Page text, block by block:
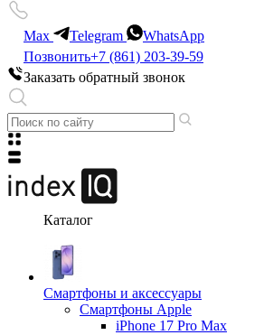
Max Telegram
WhatsApp
Позвонить+7 (861) 203-39-59
Заказать обратный звонок
Каталог
Смартфоны и аксессуары
Смартфоны Apple
iPhone 17 Pro Max